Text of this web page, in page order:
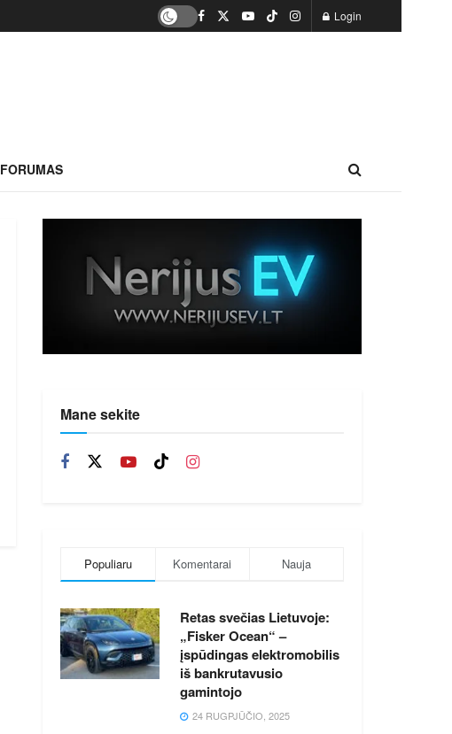
Login
FORUMAS
Mane sekite
Populiaru Komentarai Nauja
Retas svečias Lietuvoje:
„Fisker Ocean“ –
įspūdingas elektromobilis
iš bankrutavusio
gamintojo
24 RUGPJŪČIO, 2025